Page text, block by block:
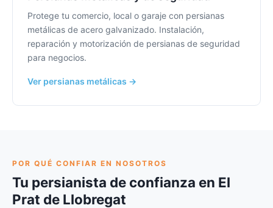
Protege tu comercio, local o garaje con persianas
metálicas de acero galvanizado. Instalación,
reparación y motorización de persianas de seguridad
para negocios.
Ver persianas metálicas →
POR QUÉ CONFIAR EN NOSOTROS
Tu persianista de confianza en El
Prat de Llobregat